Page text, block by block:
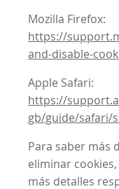
Mozilla Firefox:
https://
and-disable-
Apple Safari:
https://
gb/guide/safari/
Para saber más
eliminar
más detalles